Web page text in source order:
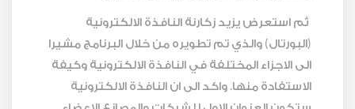
ثم استعرض يزيد زكارنة النافذة الالكترونية
(البورتال) والذي تم تطويره من خلال البرنامج مشيرا
الى الاجزاء المختلفة في النافذة الالكترونية وكيفة
الاستفادة منها. واكد الى ان النافذة الالكترونية